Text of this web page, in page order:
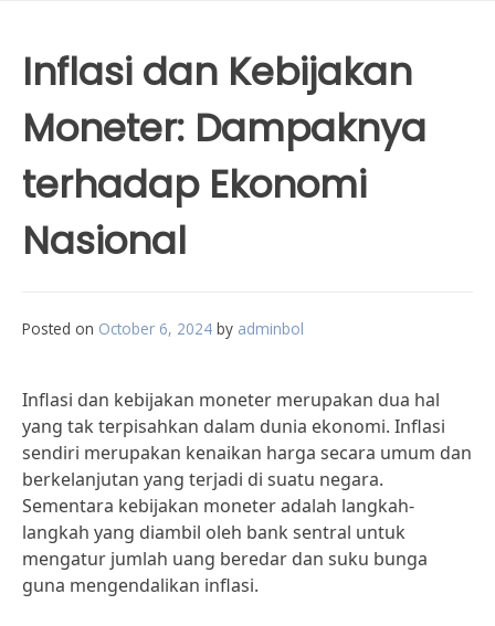
Inflasi dan Kebijakan
Moneter: Dampaknya
terhadap Ekonomi
Nasional
Posted on October 6, 2024 by adminbol
Inflasi dan kebijakan moneter merupakan dua hal
yang tak terpisahkan dalam dunia ekonomi. Inflasi
sendiri merupakan kenaikan harga secara umum dan
berkelanjutan yang terjadi di suatu negara.
Sementara kebijakan moneter adalah langkah-
langkah yang diambil oleh bank sentral untuk
mengatur jumlah uang beredar dan suku bunga
guna mengendalikan inflasi.